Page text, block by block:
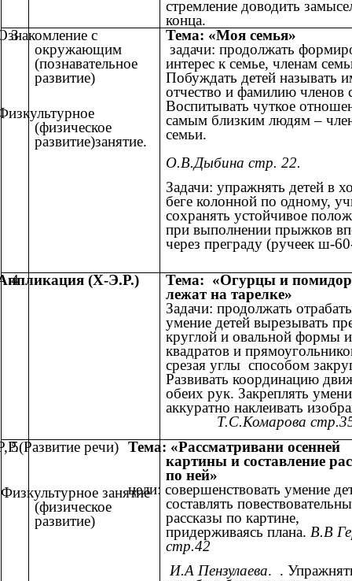
стремление доводить
конца.
3
с
окружающим
(познавательное
развитие)
(физическое
развитие)занятие.
Тема: «Моя семья»
задачи: продолжать
интерес к семье, членам
Побуждать детей называть
отчество и фамилию членов
Воспитывать чуткое
самым близким людям –
семьи.
О.В.Дыбина стр. 22.
Задачи: упражнять детей в
беге колонной по одному,
сохранять устойчивое
при выполнении прыжков
через преграду (ручеек ш-
4 (Х-Э.Р.)
Тема: «Огурцы и
лежат на тарелке»
Задачи: продолжать
умение детей вырезывать
круглой и овальной формы
квадратов и
срезая углы способом
Развивать координацию
обеих рук. Закреплять
аккуратно наклеивать
Т.С.Комарова
5
речи)
занятие
(физическое
развитие)
Тема: «Рассматривани осенней
картины и составление
по ней»
цели: совершенствовать умение
составлять
рассказы по картине,
придерживаясь плана. В.В
стр.42
И.А Пензулаева. .